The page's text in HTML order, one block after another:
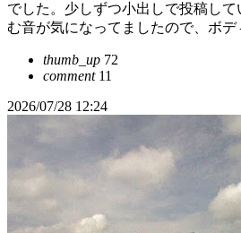
でした。少しずつ小出しで投稿し
む音が気になってましたので、ボデ
thumb_up 72
comment11
2026/07/28 12:24